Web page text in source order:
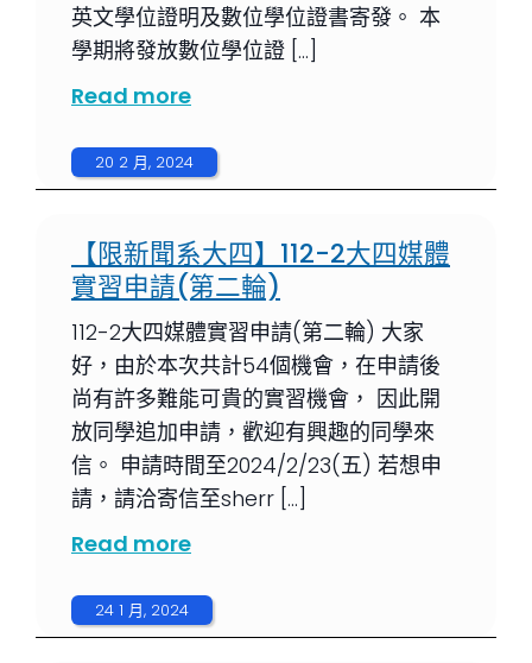
英文學位證明及數位學位證書寄發。 本
學期將發放數位學位證 […]
Read more
20 2 月, 2024
【限新聞系大四】112-2大四媒體
實習申請(第二輪)
112-2大四媒體實習申請(第二輪) 大家
好，由於本次共計54個機會，在申請後
尚有許多難能可貴的實習機會， 因此開
放同學追加申請，歡迎有興趣的同學來
信。 申請時間至2024/2/23(五) 若想申
請，請洽寄信至sherr […]
Read more
24 1 月, 2024